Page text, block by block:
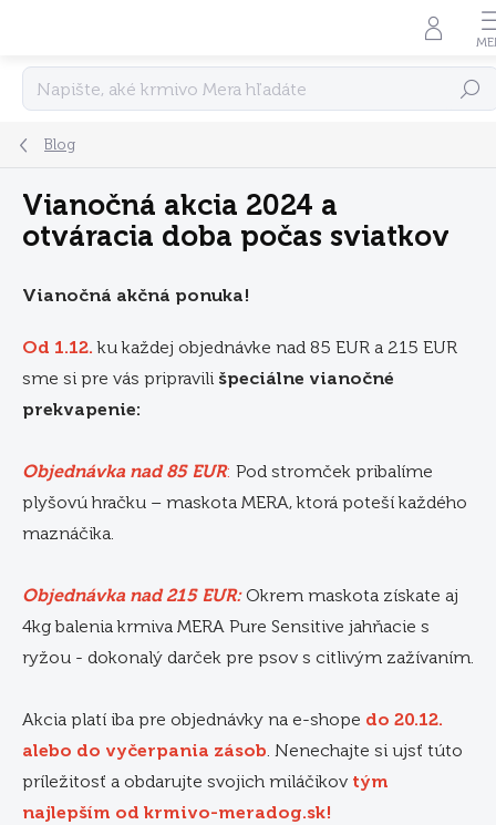
Hľadať
Blog
Vianočná akcia 2024 a
otváracia doba počas sviatkov
Vianočná akčná ponuka!
Od 1.12. ku každej objednávke nad 85 EUR a 215 EUR
sme si pre vás pripravili špeciálne vianočné
prekvapenie:
Objednávka nad 85 EUR: Pod stromček pribalíme
plyšovú hračku – maskota MERA, ktorá poteší každého
maznáčika.
Objednávka nad 215 EUR:Okrem maskota získate aj
4kg balenia krmiva MERA Pure Sensitive jahňacie s
ryžou - dokonalý darček pre psov s citlivým zažívaním.
Akcia platí iba pre objednávky na e-shope do 20.12.
alebo do vyčerpania zásob. Nenechajte si ujsť túto
príležitosť a obdarujte svojich miláčikov tým
najlepším od krmivo-meradog.sk!